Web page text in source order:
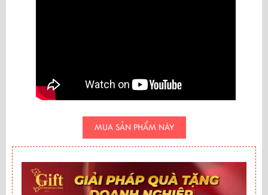
MUA SẢN PHẨM NÀY